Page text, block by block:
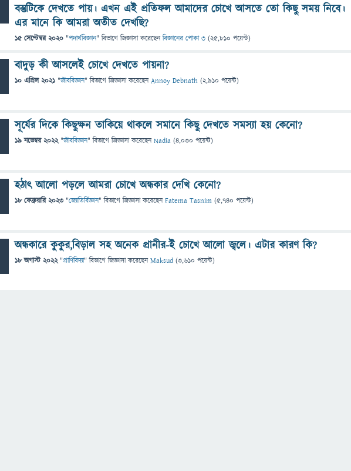
বস্তুটিকে দেখতে পায়। এখন এই প্রতিফল আমাদের চোখে আসতে তো কিছু সময় নিবে।
এর মানে কি আমরা অতীত দেখছি?
15 সেপ্টেম্বর 2020 "পদার্থবিজ্ঞান" বিভাগে জিজ্ঞাসাকরেছেনবিজ্ঞানের পোকা ৩ (25,810 পয়েন্ট)
বাদুড় কী আসলেই চোখে দেখতে পায়না?
10 এপ্রিল 2021 "জীববিজ্ঞান" বিভাগে জিজ্ঞাসাকরেছেনAnnoy Debnath (2,910 পয়েন্ট)
সূর্যের দিকে কিছুক্ষন তাকিয়ে থাকলে সমানে কিছু দেখতে সমস্যা হয় কেনো?
19 নভেম্বর 2022 "জীববিজ্ঞান" বিভাগে জিজ্ঞাসাকরেছেনNadia (4,030 পয়েন্ট)
হঠাৎ আলো পড়লে আমরা চোখে অন্ধকার দেখি কেনো?
18 ফেব্রুয়ারি 2023 "জ্যোতির্বিজ্ঞান" বিভাগে জিজ্ঞাসাকরেছেনFatema Tasnim (5,740 পয়েন্ট)
অন্ধকারে কুকুর,বিড়াল সহ অনেক প্রানীর-ই চোখে আলো জ্বলে। এটার কারণ কি?
18 অগাস্ট 2022 "প্রাণিবিদ্যা" বিভাগে জিজ্ঞাসাকরেছেনMaksud (3,610 পয়েন্ট)